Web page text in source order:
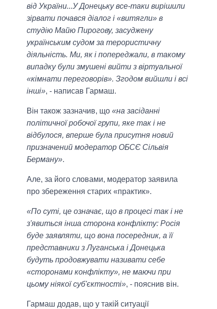
від України...У Донецьку все-таки вирішили
зірвати почався діалог і «витягли» в
студію Майю Пирогову, засуджену
українським судом за терористичну
діяльність. Ми, як і попереджали, в такому
випадку були змушені вийти з віртуальної
«кімнати переговорів». Згодом вийшли і всі
інші», - написав Гармаш.
Він також зазначив, що «на засіданні
політичної робочої групи, яке так і не
відбулося, вперше була присутня новий
призначений модератор ОБСЄ Сільвія
Берману».
Але, за його словами, модератор заявила
про збереження старих «практик».
«По суті, це означає, що в процесі так і не
з'явиться інша сторона конфлікту: Росія
буде заявляти, що вона посередник, а її
представники з Луганська і Донецька
будуть продовжувати називати себе
«сторонами конфлікту», не маючи при
цьому ніякої суб'єктності», - пояснив він.
Гармаш додав, що у такій ситуації